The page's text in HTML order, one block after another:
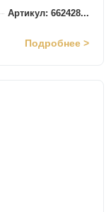
Артикул: 662428...
Подробнее >